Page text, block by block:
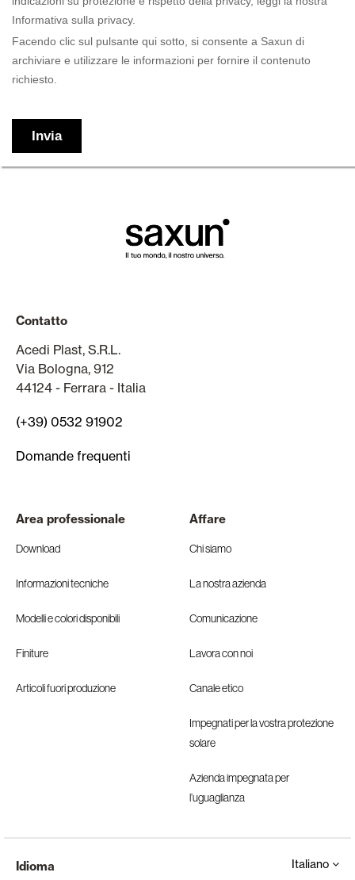
Contatto
Acedi Plast, S.R.L.
Via Bologna, 912
44124 - Ferrara - Italia
(+39) 0532 91902
Domande frequenti
Area professionale
Download
Informazioni tecniche
Modelli e colori disponibili
Finiture
Articoli fuori produzione
Affare
Chi siamo
La nostra azienda
Comunicazione
Lavora con noi
Canale etico
Impegnati per la vostra protezione
solare
Azienda impegnata per
l’uguaglianza
Idioma Italiano